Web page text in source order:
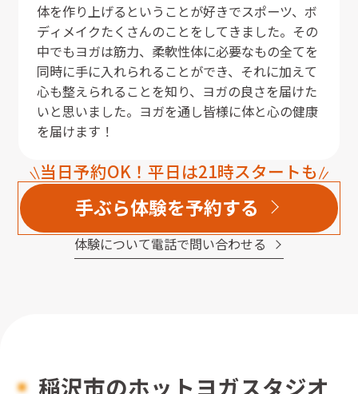
体を作り上げるということが好きでスポーツ、ボ
ディメイクたくさんのことをしてきました。その
中でもヨガは筋力、柔軟性体に必要なもの全てを
同時に手に入れられることができ、それに加えて
心も整えられることを知り、ヨガの良さを届けた
いと思いました。ヨガを通し皆様に体と心の健康
を届けます！
当日予約OK！平日は21時スタートも
手ぶら体験を予約する
体験について電話で問い合わせる
稲沢市のホットヨガスタジオ